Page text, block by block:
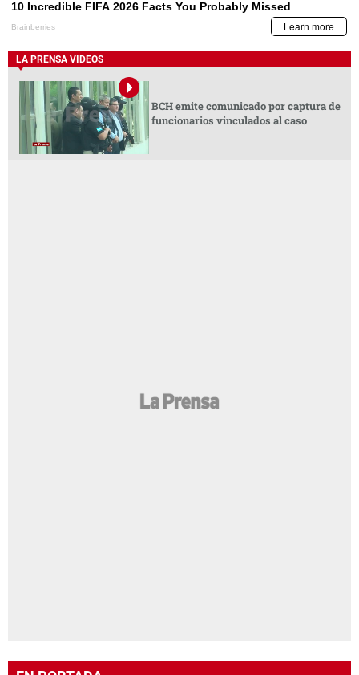
LA PRENSA VIDEOS
BCH emite comunicado por captura de
funcionarios vinculados al caso